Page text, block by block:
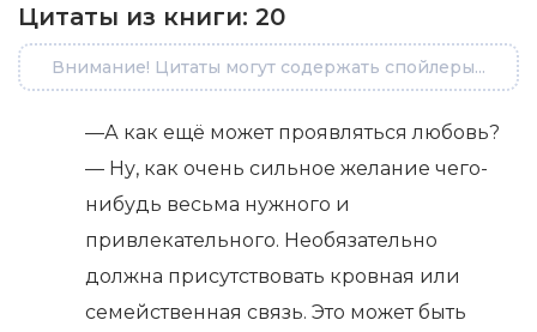
Цитаты из книги: 20
Внимание! Цитаты могут содержать спойлеры...
—А как ещё может проявляться любовь?
— Ну, как очень сильное желание чего-
нибудь весьма нужного и
привлекательного. Необязательно
должна присутствовать кровная или
семейственная связь. Это может быть